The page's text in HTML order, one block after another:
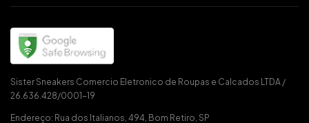
Sister Sneakers Comercio Eletronico de Roupas e Calcados LTDA /
26.636.428/0001-19
Endereço: Rua dos Italianos, 494, Bom Retiro, SP